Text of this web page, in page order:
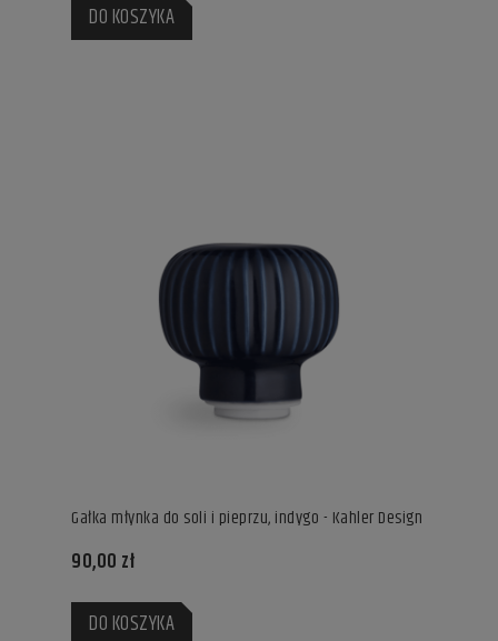
DO KOSZYKA
Gałka młynka do soli i pieprzu, indygo - Kahler Design
90,00 zł
DO KOSZYKA